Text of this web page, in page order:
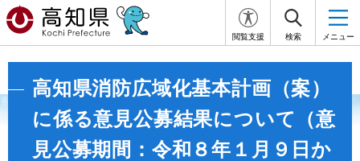
閲覧支援 検索 メニュー
高知県消防広域化基本計画（案）
に係る意見公募結果について（意
見公募期間：令和８年１月９日か